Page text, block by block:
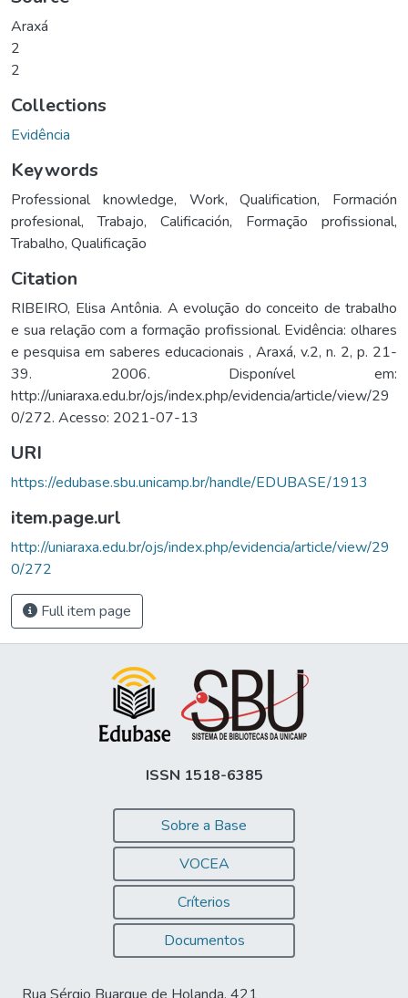
Araxá
2
2
Collections
Evidência
Keywords
Professional knowledge, Work,Qualification, Formación
profesional,Trabajo, Calificación, Formação profissional,
Trabalho, Qualificação
Citation
RIBEIRO, Elisa Antônia. A evolução do conceito de trabalho
e sua relação com a formação profissional. Evidência: olhares
e pesquisa em saberes educacionais , Araxá, v.2, n. 2, p. 21-
39. 2006. Disponível em:
http://uniaraxa.edu.br/ojs/index.php/evidencia/article/view/29
0/272. Acesso: 2021-07-13
URI
https://edubase.sbu.unicamp.br/handle/EDUBASE/1913
item.page.url
http://uniaraxa.edu.br/ojs/index.php/evidencia/article/view/29
0/272
Full item page
ISSN 1518-6385
Sobre a Base
VOCEA
Críterios
Documentos